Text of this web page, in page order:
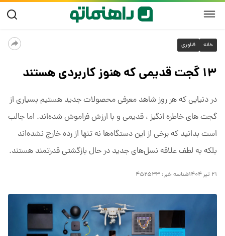
خانه فناوری
۱۳ گجت قدیمی که هنوز کاربردی هستند
در دنیایی که هر روز شاهد معرفی محصولات جدید هستیم بسیاری از
گجت های خاطره انگیز ، قدیمی و با ارزش فراموش شده‌اند. اما جالب
است بدانید که برخی از این دستگاه‌ها نه تنها از رده خارج نشده‌اند
بلکه به لطف علاقه نسل‌های جدید در حال بازگشتی قدرتمند هستند.
۲۱ تیر ۱۴۰۴ شناسه خبر: ۴۵۲۵۳۳